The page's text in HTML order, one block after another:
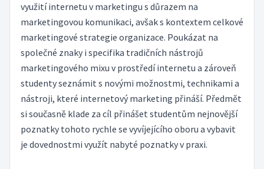
využití internetu v marketingu s důrazem na
marketingovou komunikaci, avšak s kontextem celkové
marketingové strategie organizace. Poukázat na
společné znaky i specifika tradičních nástrojů
marketingového mixu v prostředí internetu a zároveň
studenty seznámit s novými možnostmi, technikami a
nástroji, které internetový marketing přináší. Předmět
si současně klade za cíl přinášet studentům nejnovější
poznatky tohoto rychle se vyvíjejícího oboru a vybavit
je dovednostmi využít nabyté poznatky v praxi.